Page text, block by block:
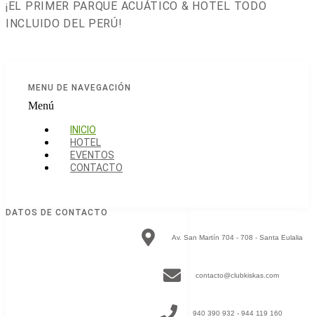
¡EL PRIMER PARQUE ACUÁTICO & HOTEL TODO
INCLUIDO DEL PERÚ!
MENU DE NAVEGACIÓN
Menú
INICIO
HOTEL
EVENTOS
CONTACTO
DATOS DE CONTACTO
Av. San Martín 704 - 708 - Santa Eulalia
contacto@clubkiskas.com
940 390 932 - 944 119 160